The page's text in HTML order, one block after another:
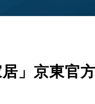
」京東官